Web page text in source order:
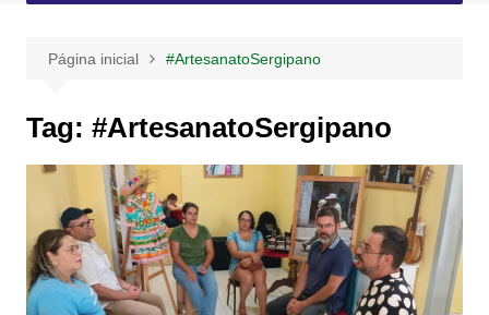
Página inicial #ArtesanatoSergipano
Tag: #ArtesanatoSergipano